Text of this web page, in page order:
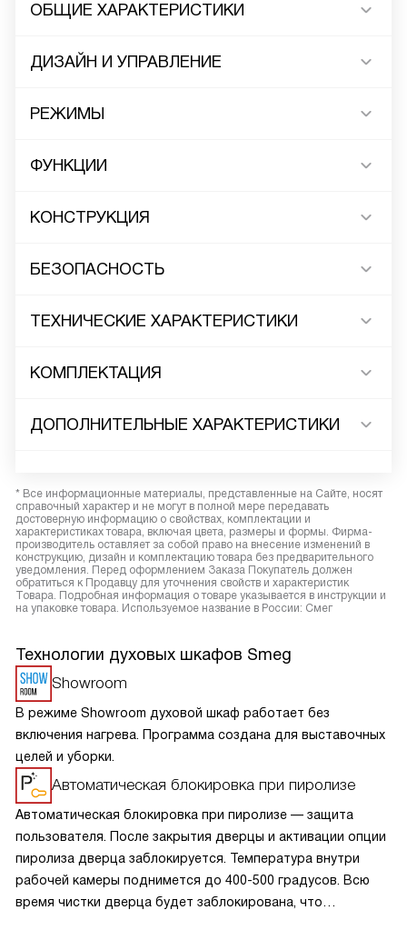
ОБЩИЕ ХАРАКТЕРИСТИКИ
ДИЗАЙН И УПРАВЛЕНИЕ
РЕЖИМЫ
ФУНКЦИИ
КОНСТРУКЦИЯ
БЕЗОПАСНОСТЬ
ТЕХНИЧЕСКИЕ ХАРАКТЕРИСТИКИ
КОМПЛЕКТАЦИЯ
ДОПОЛНИТЕЛЬНЫЕ ХАРАКТЕРИСТИКИ
* Все информационные материалы, представленные на Сайте, носят
справочный характер и не могут в полной мере передавать
достоверную информацию о свойствах, комплектации и
характеристиках товара, включая цвета, размеры и формы. Фирма-
производитель оставляет за собой право на внесение изменений в
конструкцию, дизайн и комплектацию товара без предварительного
уведомления. Перед оформлением Заказа Покупатель должен
обратиться к Продавцу для уточнения свойств и характеристик
Товара. Подробная информация о товаре указывается в инструкции и
на упаковке товара. Используемое название в России: Смег
Технологии духовых шкафов Smeg
Showroom
В режиме Showroom духовой шкаф работает без
включения нагрева. Программа создана для выставочных
целей и уборки.
Автоматическая блокировка при пиролизе
Автоматическая блокировка при пиролизе — защита
пользователя. После закрытия дверцы и активации опции
пиролиза дверца заблокируется. Температура внутри
рабочей камеры поднимется до 400-500 градусов. Всю
время чистки дверца будет заблокирована, что